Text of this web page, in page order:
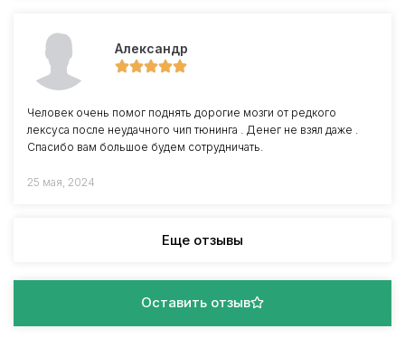
Александр
Человек очень помог поднять дорогие мозги от редкого
лексуса после неудачного чип тюнинга . Денег не взял даже .
Спасибо вам большое будем сотрудничать.
25 мая, 2024
Еще отзывы
Оставить отзыв